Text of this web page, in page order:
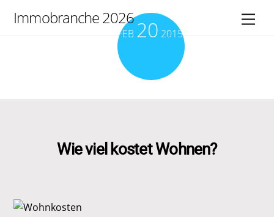
Immobranche 2026
FEB 20 2015
Wie viel kostet Wohnen?